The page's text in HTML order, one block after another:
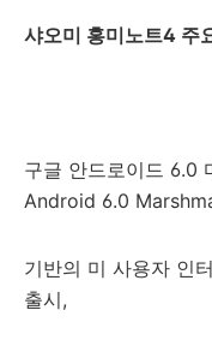
샤오미 홍미노트4 주
구글 안드로이드 6.0
Android 6.0
기반의 미 사용자 인
출시,